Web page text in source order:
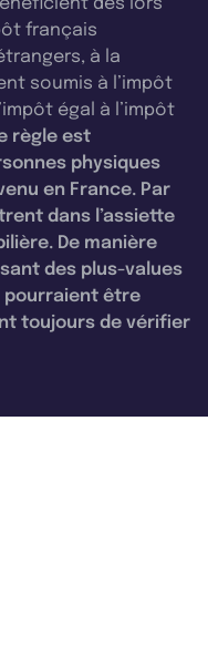
dès lors
français
à la
soumis à l’impôt
égal à l’impôt
règle est
physiques
en France. Par
dans l’assiette
De manière
des plus-values
pourraient être
toujours de vérifier